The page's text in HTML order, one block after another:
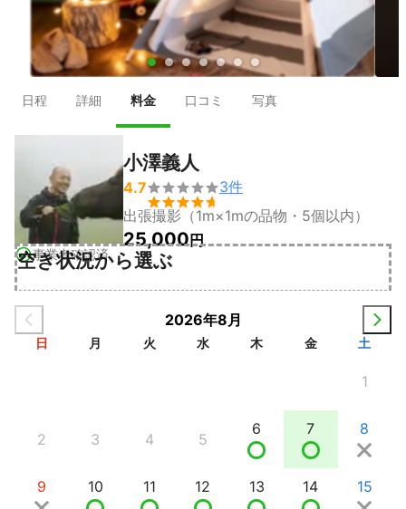
● ● ● ● ● ● ●
日程 詳細 料金 口コミ 写真
事業者確認済
小澤義人
4.7

3件
出張撮影（1m×1mの品物・5個以内）
25,000円
空き状況から選ぶ
2026年8月
日 月 火 水 木 金 土
1
2 3 4 5
6 7 8
9 10 11 12 13 14 15